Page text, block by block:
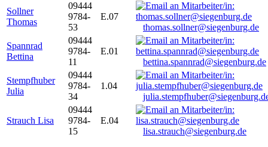
Sollner
Thomas
09444
9784-
53
E.07
thomas.sollner@siegenburg.de
Spannrad
Bettina
09444
9784-
11
E.01
bettina.spannrad@siegenburg.de
Stempfhuber
Julia
09444
9784-
34
1.04
Strauch Lisa
09444
9784-
15
E.04
lisa.strauch@siegenburg.de